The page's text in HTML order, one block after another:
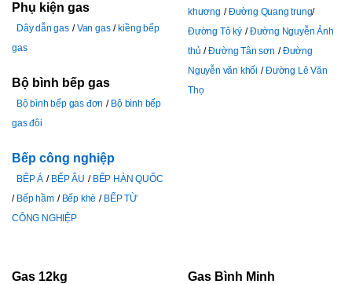
Phụ kiện gas
Dây dẫn gas Van gas
kiềng bếp
gas
Bộ bình bếp gas
Bộ bình bếp gas đơn
Bộ bình bếp
gas đôi
Bếp công nghiệp
BẾP Á BẾP ÂU
BẾP HÀN QUỐC
Bếp hầm
Bếp khè
BẾP TỪ
CÔNG NGHIỆP
khương
Đường Quang trung
Đường Tô ký
Đường Nguyễn Ảnh
thủ
Đường Tân sơn
Đường
Nguyễn văn khối
Đường Lê Văn
Thọ
Gas 12kg Gas Bình Minh